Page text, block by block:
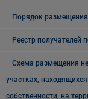
Порядок
Реестр получателей
Схема размещения
участках,
собственности, на